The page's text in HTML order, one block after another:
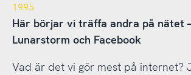
1995
Här börjar vi träffa andra på nätet
Lunarstorm och Facebook
Vad är det vi gör mest på internet?